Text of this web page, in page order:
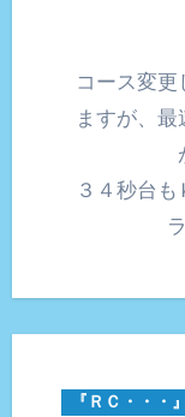
コース変更して１週間程で参考値ではあり
ますが、
３４秒台
『ＲＣ・・・』